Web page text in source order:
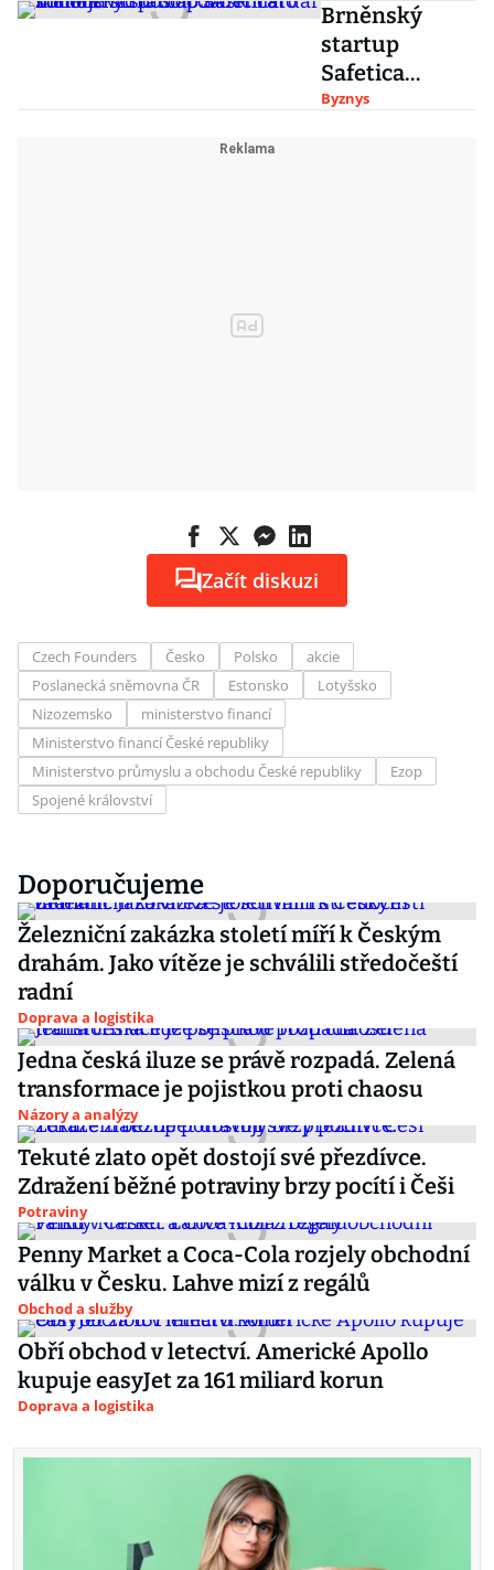
Brněnský
startup
Safetica
stěhuje sídlo
Byznys
Začít diskuzi
Czech Founders Česko Polsko
akcie
Poslanecká sněmovna ČR
Estonsko
Lotyšsko
Nizozemsko
ministerstvo financí
Ministerstvo financí České republiky
Ministerstvo průmyslu a obchodu České republiky
Ezop
Spojené království
Doporučujeme
Železniční zakázka století míří k Českým
drahám. Jako vítěze je schválili středočeští
radní
Doprava a logistika
Jedna česká iluze se právě rozpadá. Zelená
transformace je pojistkou proti chaosu
Názory a analýzy
Tekuté zlato opět dostojí své přezdívce.
Zdražení běžné potraviny brzy pocítí i Češi
Potraviny
Penny Market a Coca-Cola rozjely obchodní
válku v Česku. Lahve mizí z regálů
Obchod a služby
Obří obchod v letectví. Americké Apollo
kupuje easyJet za 161 miliard korun
Doprava a logistika